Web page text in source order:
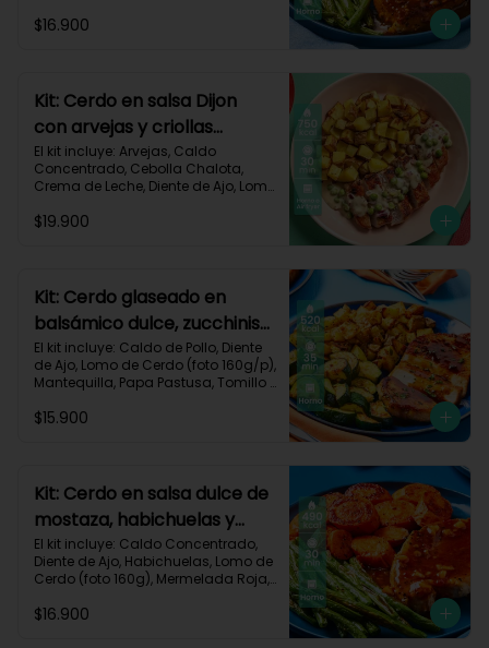
Criolla, Receta Impresa.
$16.900
Kit: Cerdo en salsa Dijon
con arvejas y criollas
asadas-95
El kit incluye: Arvejas, Caldo
Concentrado, Cebolla Chalota,
Crema de Leche, Diente de Ajo, Lomo
Mostaza Dijon, Papa Criolla,
Carbohidratos 58g | Grasas 38g |
Proteínas 44g
$19.900
Kit: Cerdo glaseado en
balsámico dulce, zucchinis
y papas al tomillo-57
El kit incluye: Caldo de Pollo, Diente
de Ajo, Lomo de Cerdo (foto 160g/p),
Mantequilla, Papa Pastusa, Tomillo
Verde, Receta Impresa.
$15.900
Kit: Cerdo en salsa dulce de
mostaza, habichuelas y
zanahorias asadas-133
El kit incluye: Caldo Concentrado,
Diente de Ajo, Habichuelas, Lomo de
Cerdo (foto 160g), Mermelada Roja,
Impresa.
$16.900